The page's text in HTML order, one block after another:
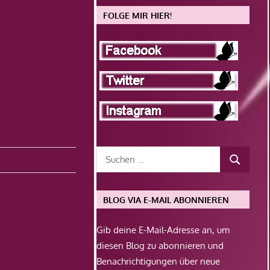
FOLGE MIR HIER!
BLOG VIA E-MAIL ABONNIEREN
Gib deine E-Mail-Adresse an, um
diesen Blog zu abonnieren und
Benachrichtigungen über neue